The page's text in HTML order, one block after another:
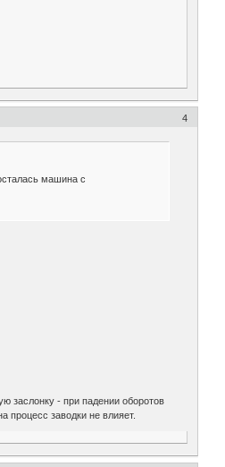
4
машина с
заслонку - при падении оборотов
процесс заводки не влияет.